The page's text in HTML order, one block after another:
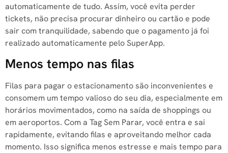
automaticamente de tudo. Assim, você evita perder
tickets, não precisa procurar dinheiro ou cartão e pode
sair com tranquilidade, sabendo que o pagamento já foi
realizado automaticamente pelo SuperApp.
Menos tempo nas filas
Filas para pagar o estacionamento são inconvenientes e
consomem um tempo valioso do seu dia, especialmente em
horários movimentados, como na saída de shoppings ou
em aeroportos. Com a Tag Sem Parar, você entra e sai
rapidamente, evitando filas e aproveitando melhor cada
momento. Isso significa menos estresse e mais tempo para